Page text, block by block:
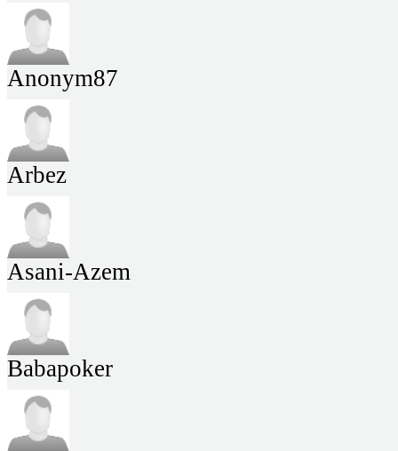
Anonym87
Arbez
Asani-Azem
Babapoker